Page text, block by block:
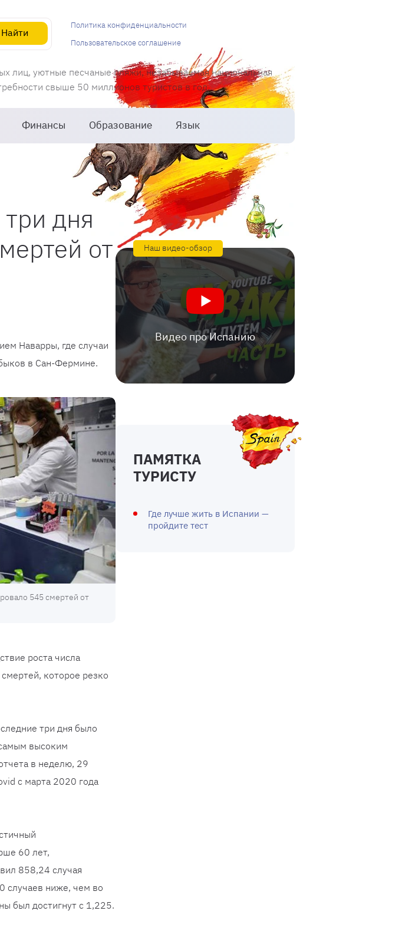
Найти
лиц, уютные песчаные пляжи, незабываемая национальная
свыше 50 миллионов туристов в год.
Финансы Образование Язык
Политика конфиденциальности
Пользовательское соглашение
дня
от
Наварры, где случаи
в Сан-Фермине.
545 смертей от
роста числа
которое резко
три дня было
высоким
в неделю, 29
с марта 2020 года
60 лет,
858,24 случая
случаев ниже, чем во
был достигнут с 1,225.
Наш видео-обзор
Видео про Испанию
ПАМЯТКА
ТУРИСТУ
Где лучше жить в Испании —
пройдите тест